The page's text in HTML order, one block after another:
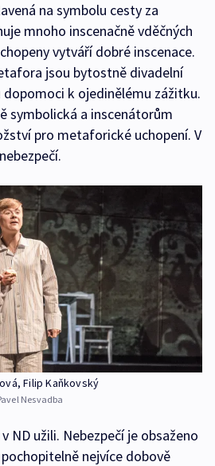
na symbolu cesty za
mnoho inscenačně vděčných
vytváří dobré inscenace.
jsou bytostně divadelní
k ojedinělému zážitku.
symbolická a inscenátorům
pro metaforické uchopení. V
Filip Kaňkovský
Nesvadba
ND užili. Nebezpečí je obsaženo
nejvíce dobově